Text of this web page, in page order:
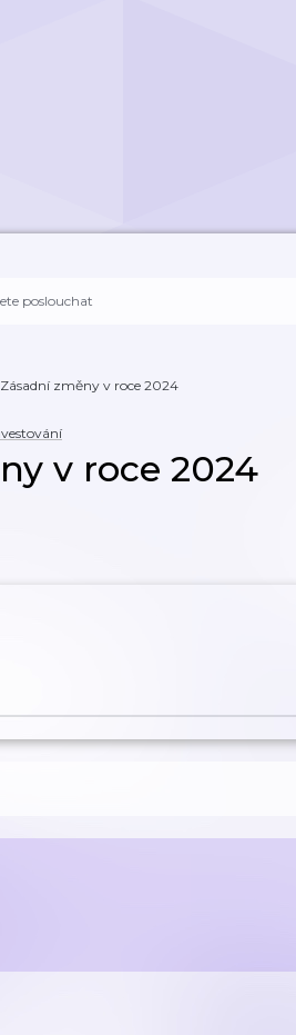
Zásadní změny v roce 2024
v roce 2024